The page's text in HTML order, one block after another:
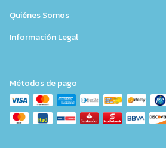
Quiénes Somos
Información Legal
Métodos de pago